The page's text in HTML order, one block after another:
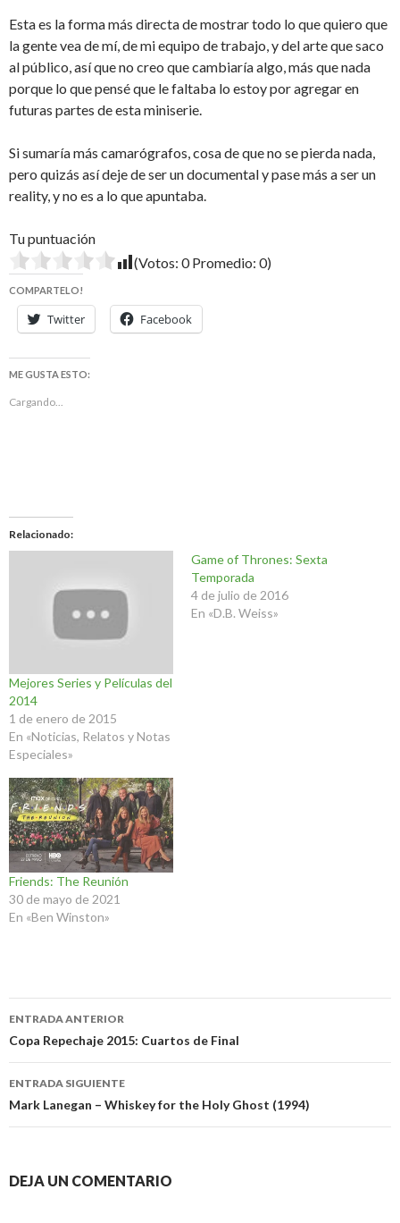
Esta es la forma más directa de mostrar todo lo que quiero que
la gente vea de mí, de mi equipo de trabajo, y del arte que saco
al público, así que no creo que cambiaría algo, más que nada
porque lo que pensé que le faltaba lo estoy por agregar en
futuras partes de esta miniserie.
Si sumaría más camarógrafos, cosa de que no se pierda nada,
pero quizás así deje de ser un documental y pase más a ser un
reality, y no es a lo que apuntaba.
Tu puntuación
(Votos: 0Promedio: 0)
COMPARTELO!
Twitter Facebook
ME GUSTA ESTO:
Cargando...
Relacionado
Mejores Series y Películas del
2014
1 de enero de 2015
En «Noticias, Relatos y Notas
Especiales»
Game of Thrones: Sexta
Temporada
4 de julio de 2016
En «D.B. Weiss»
Friends: The Reunión
30 de mayo de 2021
En «Ben Winston»
Navegación
de
entradas
ENTRADA ANTERIOR
Copa Repechaje 2015: Cuartos de Final
ENTRADA SIGUIENTE
Mark Lanegan – Whiskey for the Holy Ghost (1994)
DEJA UN COMENTARIO